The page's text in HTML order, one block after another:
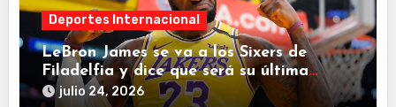
Deportes Internacional
LeBron James se va a los Sixers de
Filadelfia y dice que será su última
decisión
julio 24, 2026